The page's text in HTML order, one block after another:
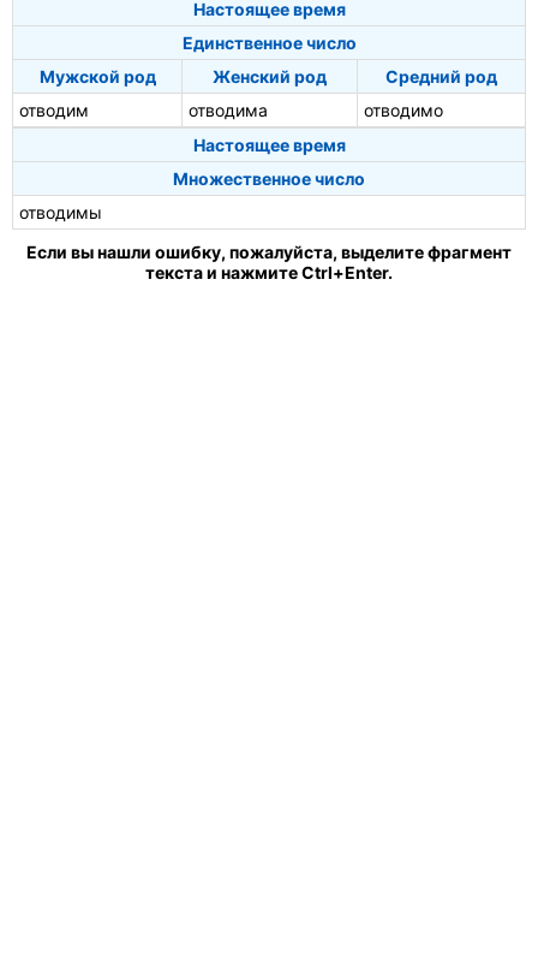
Настоящее время
Единственное число
Мужской род
Женский род
Средний род
отводим
отводима
отводимо
Настоящее время
Множественное число
отводимы
Если вы нашли ошибку, пожалуйста, выделите фрагмент
текста и нажмите Ctrl+Enter.